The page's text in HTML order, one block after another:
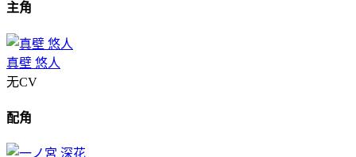
主角
真壁 悠人
无CV
配角